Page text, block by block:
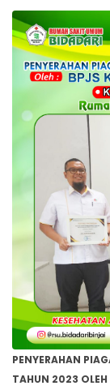
PENYERAHAN
TAHUN 2023 OLEH